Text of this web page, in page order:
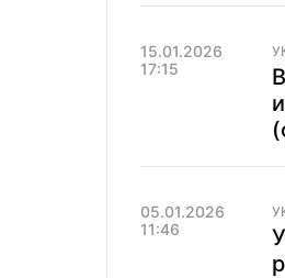
15.01.2026
17:15
05.01.2026
11:46